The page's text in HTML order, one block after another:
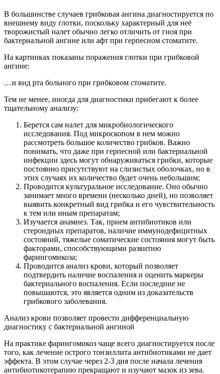
В большинстве случаев грибковая ангина диагностируется по
внешнему виду глотки, поскольку характерный для неё
творожистый налет обычно легко отличить от гноя при
бактериальной ангине или афт при герпесном стоматите.
На картинках показаны поражения глотки при грибковой
ангине:
…и вид рта больного при грибковом стоматите.
Тем не менее, иногда для диагностики прибегают к более
тщательному анализу:
Берется сам налет для микробиологического
исследования. Под микроскопом в нем можно
рассмотреть большое количество грибков. Важно
понимать, что даже при герпесной или бактериальной
инфекции здесь могут обнаруживаться грибки, которые
постоянно присутствуют на слизистых оболочках, но в
этих случаях их количество будет очень небольшим;
Проводится культуральное исследование. Оно обычно
занимает много времени (несколько дней), но позволяет
выявить конкретный вид грибка и его чувствительность
к тем или иным препаратам;
Изучается анамнез. Так, прием антибиотиков или
стероидных препаратов, наличие иммунодефицитных
состояний, тяжелые соматические состояния могут быть
факторами, способствующими развитию
фарингомикоза;
Проводится анализ крови, который позволяет
подтвердить наличие воспаления и оценить маркеры
бактериального воспаления. Если последние не
повышаются, это является одним из доказательств
грибкового заболевания.
Анализ крови позволяет провести дифференциальную
диагностику с бактериальной ангиной
На практике фарингомикоз чаще всего диагностируется после
того, как лечение острого тонзиллита антибиотиками не дает
эффекта. В этом случае через 2-3 дня после начала лечения
антибиотикотерапию прекращают и изучают мазок из зева.